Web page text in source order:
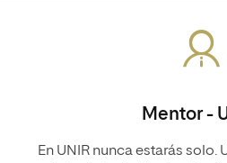
Mentor -
En UNIR nunca estarás solo.